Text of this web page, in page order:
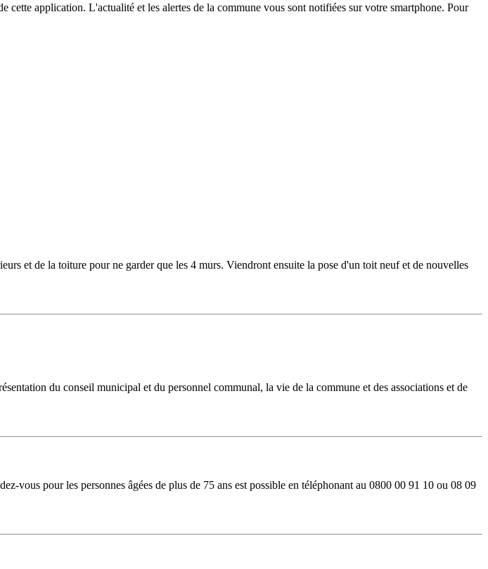
application. L'actualité et les alertes de la commune vous sont notifiées sur votre smartphone. Pour
et de la toiture pour ne garder que les 4 murs. Viendront ensuite la pose d'un toit neuf et de nouvelles
du conseil municipal et du personnel communal, la vie de la commune et des associations et de
pour les personnes âgées de plus de 75 ans est possible en téléphonant au 0800 00 91 10 ou 08 09